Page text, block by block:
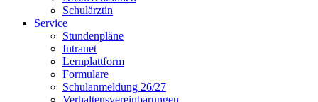
Schulärztin
Service
Stundenpläne
Intranet
Lernplattform
Formulare
Schulanmeldung 26/27
Verhaltensvereinbarungen